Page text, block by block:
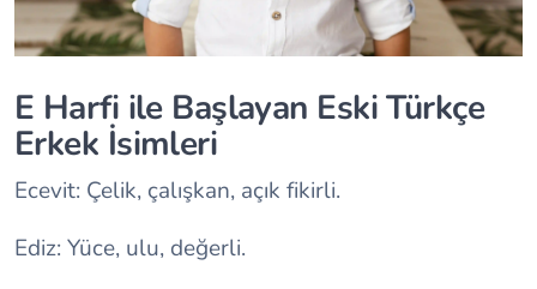
E Harfi ile Başlayan Eski Türkçe
Erkek İsimleri
Ecevit: Çelik, çalışkan, açık fikirli.
Ediz: Yüce, ulu, değerli.